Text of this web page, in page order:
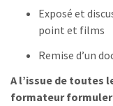
Exposé et
point et films
Remise d’un
A l’issue de toutes
formateur